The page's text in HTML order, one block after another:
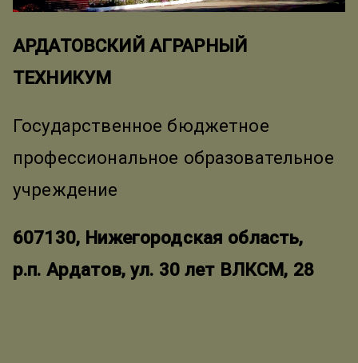
АРДАТОВСКИЙ АГРАРНЫЙ
ТЕХНИКУМ
Государственное бюджетное
профессиональное образовательное
учреждение
607130, Нижегородская область,
р.п. Ардатов, ул. 30 лет ВЛКСМ, 28